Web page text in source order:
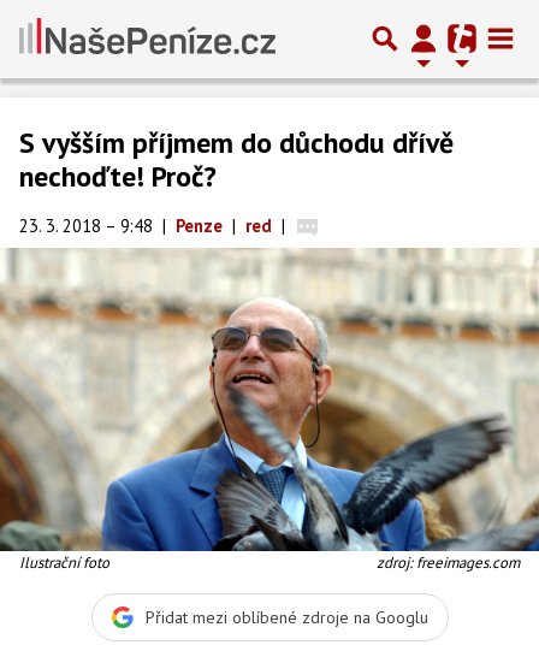
S vyšším příjmem do důchodu dřívě
nechoďte! Proč?
23. 3. 2018 – 9:48 | Penze | red |
Ilustrační foto zdroj: freeimages.com
Přidat mezi oblíbené zdroje na Googlu